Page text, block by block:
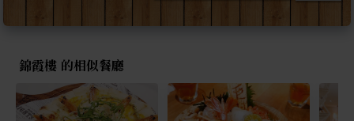
錦霞樓 的相似餐廳